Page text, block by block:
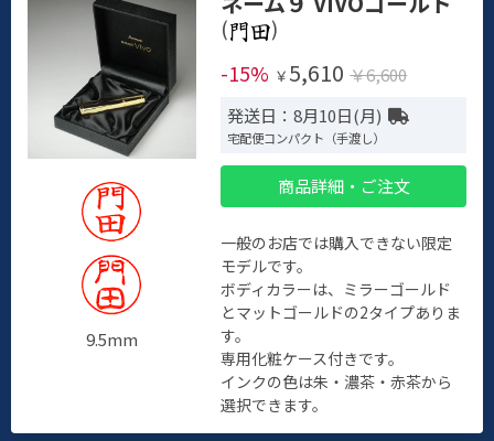
9.5mm
(
)
-15% ￥ 5,610 ￥6,600
発送日：8月10日(月)
宅配便コンパクト（手渡し）
商品詳細・ご注文
一般のお店では購入できない限定
モデルです。
ボディカラーは、ミラーゴールド
とマットゴールドの2タイプありま
す。
専用化粧ケース付きです。
インクの色は朱・濃茶・赤茶から
選択できます。